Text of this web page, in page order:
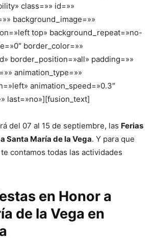
class=»» id=»»
background_image=»»
top» background_repeat=»no-
border_color=»»
border_position=»all» padding=»»
animation_type=»»
animation_speed=»0.3″
last=»no»][fusion_text]
del 07 al 15 de septiembre, las Ferias
Santa María de la Vega. Y para que
contamos todas las actividades
en Honor a
de la Vega en